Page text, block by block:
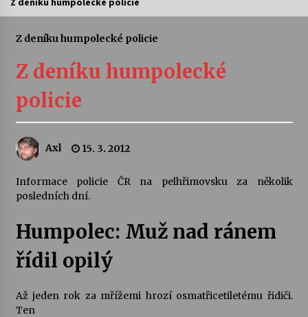
Sukuba Ensemble
Vernisáž výstavy Josefíny Duškové: Stávám se
Veselí muzikanti
šedesátka: 28. 7.–1. 8. 2026
28. 7. 2026
Letní koncerty ve Stromovce: Kolchoz a
28. 7. 2026
Z deníku humpolecké policie
Z deníku humpolecké
policie
Axl 15. 3. 2012
Informace policie ČR na pelhřimovsku za několik
posledních dní.
Humpolec: Muž nad ránem
řídil opilý
Až jeden rok za mřížemi hrozí osmatřicetiletému řidiči.
Ten